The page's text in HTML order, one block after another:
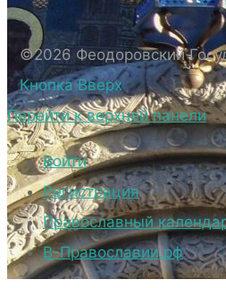
ВНЕШНИЙ ВИД
ВЕРХНИЙ
НИЖНИЙ
ТЕРРИТОРИЯ
ДУХОВЕНСТВО
НОВОСТИ
©2026 Феодоровский
Кнопка Вверх
Перейти к верхней панели
Войти
Регистрация
Православный
В-Православии.рф